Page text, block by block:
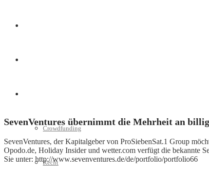
Crowdfunding
Recht
SevenVentures übernimmt die Mehrheit an
SevenVentures, der Kapitalgeber von ProSiebenSat.1 Group
Opodo.de, Holiday Insider und wetter.com verfügt die bekannte
Sie unter: http://www.sevenventures.de/de/portfolio/portfolio66